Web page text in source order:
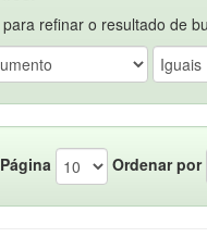
refinar o resultado de
Ordenar por